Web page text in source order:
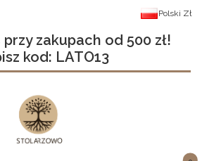
Polski Zł
zakupach od 500 zł!
kod: LATO13